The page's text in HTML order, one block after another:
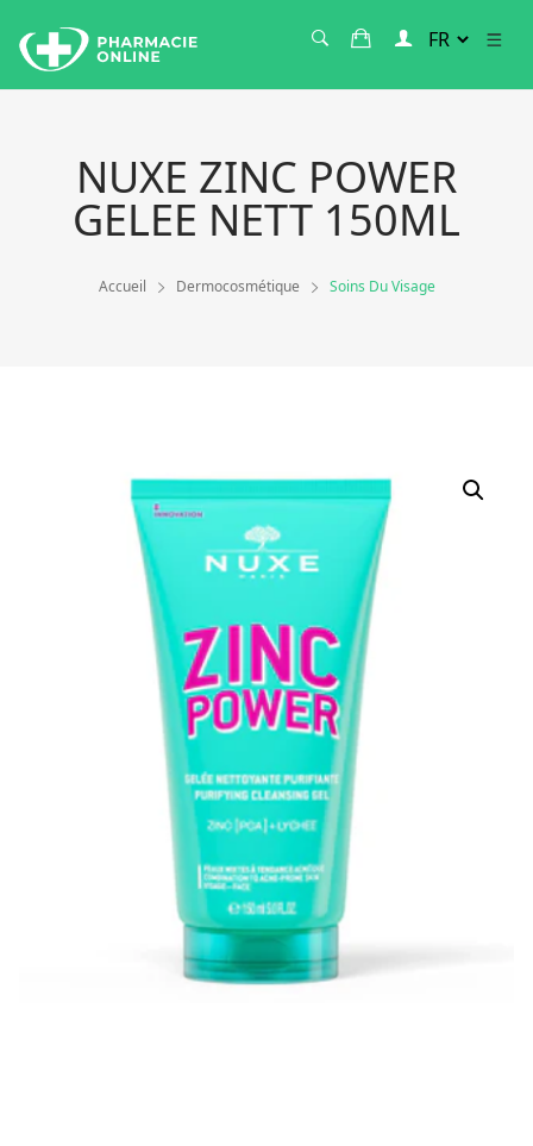
NUXE ZINC POWER
GELEE NETT 150ML
Accueil Dermocosmétique Soins Du Visage